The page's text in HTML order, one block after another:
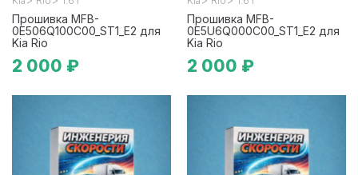
Прошивка MFB-
0E506Q100C00_ST1_E2 для
Kia Rio
2 000 ₽
Прошивка MFB-
0E5U6Q000C00_ST1_E2 для
Kia Rio
2 000 ₽